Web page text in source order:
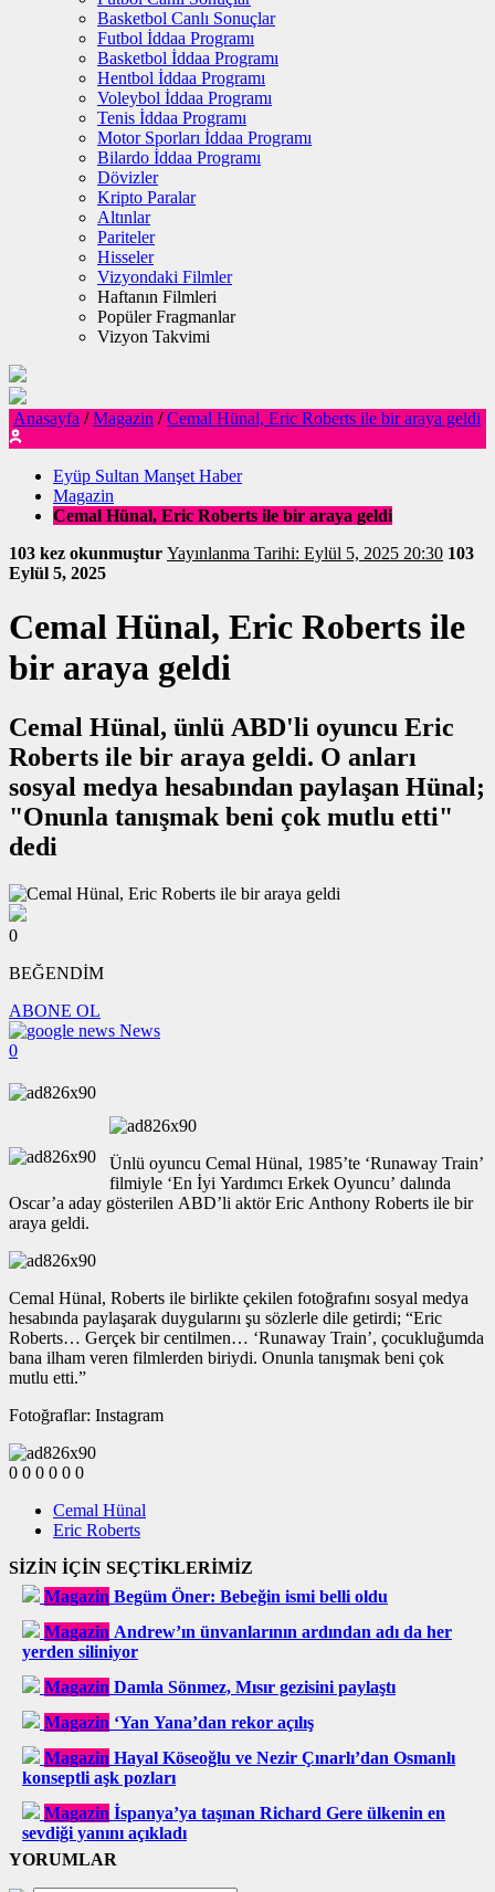
Basketbol Canlı Sonuçlar
Futbol İddaa Programı
Basketbol İddaa Programı
Hentbol İddaa Programı
Voleybol İddaa Programı
Tenis İddaa Programı
Motor Sporları İddaa Programı
Bilardo İddaa Programı
Dövizler
Kripto Paralar
Altınlar
Pariteler
Hisseler
Vizyondaki Filmler
Haftanın Filmleri
Popüler Fragmanlar
Vizyon Takvimi
Anasayfa / Magazin / Cemal Hünal, Eric Roberts ile bir araya geldi
Eyüp Sultan Manşet Haber
Magazin
Cemal Hünal, Eric Roberts ile bir araya geldi
103 kez okunmuştur
Yayınlanma Tarihi: Eylül 5, 2025 20:30 103
Eylül 5, 2025
Cemal Hünal, Eric Roberts ile
bir araya geldi
Cemal Hünal, ünlü ABD'li oyuncu Eric
Roberts ile bir araya geldi. O anları
sosyal medya hesabından paylaşan Hünal;
"Onunla tanışmak beni çok mutlu etti"
dedi
0
BEĞENDİM
ABONE OL
News
0
Ünlü oyuncu Cemal Hünal, 1985’te ‘Runaway Train’
filmiyle ‘En İyi Yardımcı Erkek Oyuncu’ dalında
Oscar’a aday gösterilen ABD’li aktör Eric Anthony Roberts ile bir
araya geldi.
Cemal Hünal, Roberts ile birlikte çekilen fotoğrafını sosyal medya
hesabında paylaşarak duygularını şu sözlerle dile getirdi; “Eric
Roberts… Gerçek bir centilmen… ‘Runaway Train’, çocukluğumda
bana ilham veren filmlerden biriydi. Onunla tanışmak beni çok
mutlu etti.”
Fotoğraflar: Instagram
0 0 0 0 0 0
Cemal Hünal
Eric Roberts
SİZİN İÇİN SEÇTİKLERİMİZ
Magazin Begüm Öner: Bebeğin ismi belli oldu
Magazin Andrew’ın ünvanlarının ardından adı da her
yerden siliniyor
Magazin Damla Sönmez, Mısır gezisini paylaştı
Magazin ‘Yan Yana’dan rekor açılış
Magazin Hayal Köseoğlu ve Nezir Çınarlı’dan Osmanlı
konseptli aşk pozları
Magazin İspanya’ya taşınan Richard Gere ülkenin en
sevdiği yanını açıkladı
YORUMLAR